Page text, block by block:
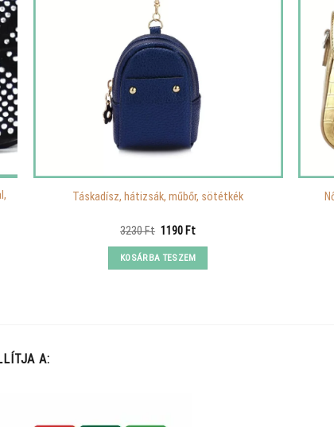
Táskadísz, hátizsák, műbőr, sötétkék
3230Ft Original
was:
3230 Ft.
1190 FtCurrent
is:
1190 Ft.
KOSÁRBA TESZEM
A: